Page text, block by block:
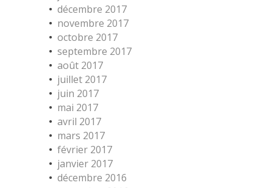
décembre 2017
novembre 2017
octobre 2017
septembre 2017
août 2017
juillet 2017
juin 2017
mai 2017
avril 2017
mars 2017
février 2017
janvier 2017
décembre 2016